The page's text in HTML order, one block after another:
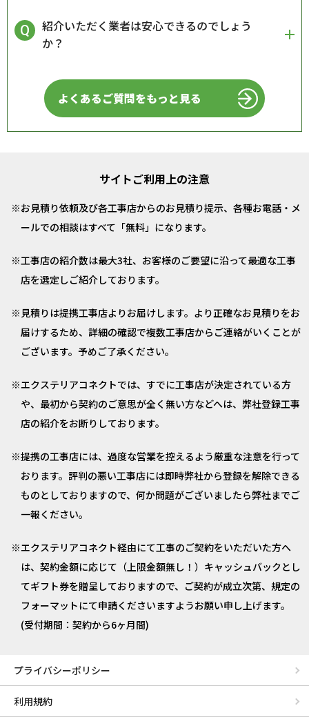
紹介いただく業者は安心できるのでしょう
か？
よくあるご質問をもっと見る
サイトご利用上の注意
お見積り依頼及び各工事店からのお見積り提示、各種お電話・メ
ールでの相談はすべて「無料」になります。
工事店の紹介数は最大3社、お客様のご要望に沿って最適な工事
店を選定しご紹介しております。
見積りは提携工事店よりお届けします。より正確なお見積りをお
届けするため、詳細の確認で複数工事店からご連絡がいくことが
ございます。予めご了承ください。
エクステリアコネクトでは、すでに工事店が決定されている方
や、最初から契約のご意思が全く無い方などへは、弊社登録工事
店の紹介をお断りしております。
提携の工事店には、過度な営業を控えるよう厳重な注意を行って
おります。評判の悪い工事店には即時弊社から登録を解除できる
ものとしておりますので、何か問題がございましたら弊社までご
一報ください。
エクステリアコネクト経由にて工事のご契約をいただいた方へ
は、契約金額に応じて（上限金額無し！）キャッシュバックとし
てギフト券を贈呈しておりますので、ご契約が成立次第、規定の
フォーマットにて申請くださいますようお願い申し上げます。
(受付期間：契約から6ヶ月間)
プライバシーポリシー
利用規約